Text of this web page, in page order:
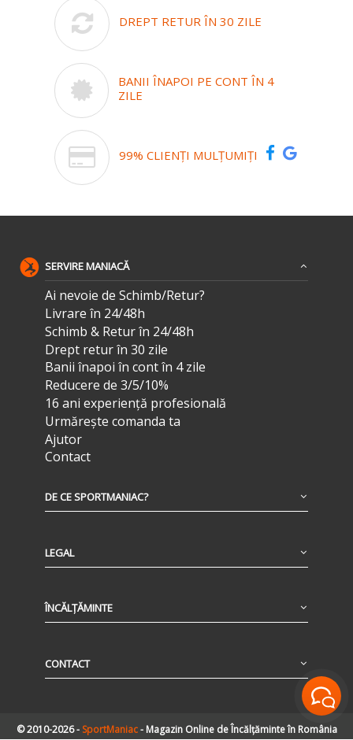
DREPT RETUR ÎN 30 ZILE
BANII ÎNAPOI PE CONT ÎN 4
ZILE
99% CLIENȚI MULȚUMIȚI
SERVIRE MANIACĂ
Ai nevoie de Schimb/Retur?
Livrare în 24/48h
Schimb & Retur în 24/48h
Drept retur în 30 zile
Banii înapoi în cont în 4 zile
Reducere de 3/5/10%
16 ani experiență profesională
Urmărește comanda ta
Ajutor
Contact
DE CE SPORTMANIAC?
LEGAL
ÎNCĂLȚĂMINTE
CONTACT
© 2010-2026 - SportManiac- Magazin Online de Încălțăminte în România